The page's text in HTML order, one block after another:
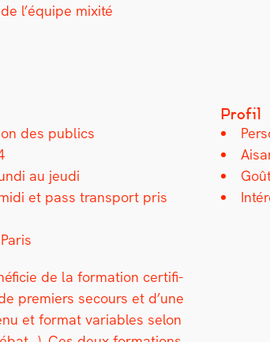
l’équipe mix­ité
des publics
au jeu­di
et pass trans­port pris
de la for­ma­tion cer­ti­fi­
pre­miers sec­ours et d’une
et for­mat vari­ables selon
Profil